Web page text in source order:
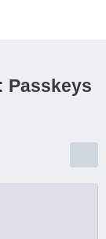
Passkeys